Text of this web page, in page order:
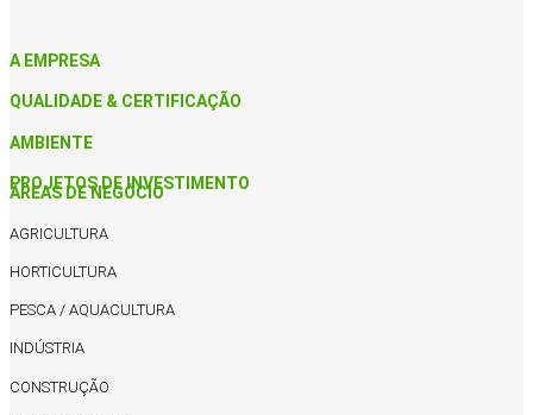
A EMPRESA
QUALIDADE & CERTIFICAÇÃO
AMBIENTE
PROJETOS DE INVESTIMENTO
ÁREAS DE NEGÓCIO
AGRICULTURA
HORTICULTURA
PESCA / AQUACULTURA
INDÚSTRIA
CONSTRUÇÃO